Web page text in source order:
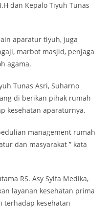
dan Kepalo Tiyuh Tunas
aparatur tiyuh, juga
marbot masjid, penjaga
agama.
Tunas Asri, Suharno
di berikan pihak rumah
kesehatan aparaturnya.
management rumah
dan masyarakat ” kata
RS. Asy Syifa Medika,
layanan kesehatan prima
terhadap kesehatan